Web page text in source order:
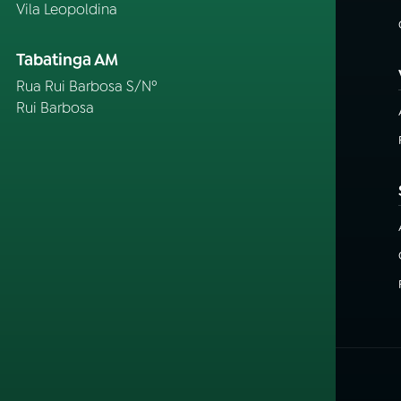
Vila Leopoldina
Tabatinga AM
Rua Rui Barbosa S/Nº
Rui Barbosa